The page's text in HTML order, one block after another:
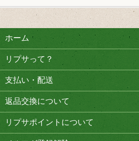
ホーム
リプサって？
支払い・配送
返品交換について
リプサポイントについて